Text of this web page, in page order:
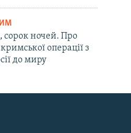
сорок ночей. Про
операції з
до миру